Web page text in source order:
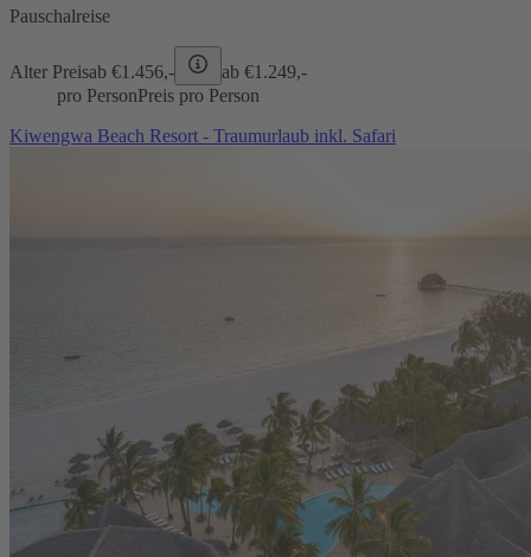
Pauschalreise
Alter Preisab €1.456,- ab €1.249,-
pro PersonPreis pro Person
Kiwengwa Beach Resort - Traumurlaub inkl. Safari